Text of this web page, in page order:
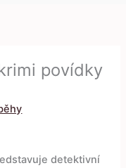
povídky
detektivní